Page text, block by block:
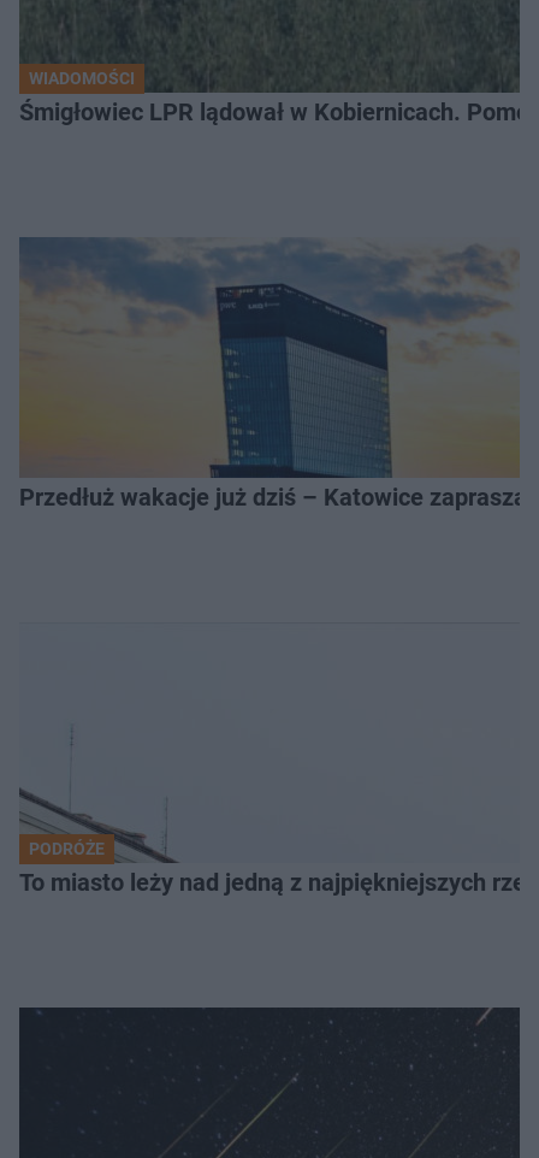
WIADOMOŚCI
Śmigłowiec LPR lądował w Kobiernicach.
Przedłuż wakacje już dziś – Katowice
PODRÓŻE
To miasto leży nad jedną z najpiękniejszych